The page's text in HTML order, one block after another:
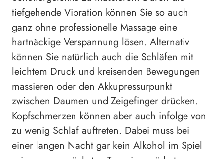
tiefgehende Vibration können Sie so auch
ganz ohne professionelle Massage eine
hartnäckige Verspannung lösen. Alternativ
können Sie natürlich auch die Schläfen mit
leichtem Druck und kreisenden Bewegungen
massieren oder den Akkupressurpunkt
zwischen Daumen und Zeigefinger drücken.
Kopfschmerzen können aber auch infolge von
zu wenig Schlaf auftreten. Dabei muss bei
einer langen Nacht gar kein Alkohol im Spiel